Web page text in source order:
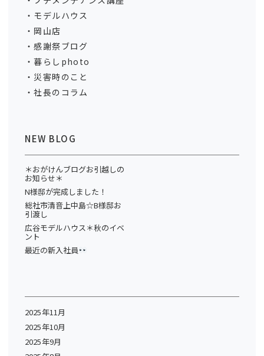
モデルハウス
岡山店
感謝祭ブログ
暮らしphoto
災害時のこと
社長のコラム
NEW BLOG
＊おがけんブログお引越しの
お知らせ＊
N様邸が完成しました！
総社市清音上中島☆B様邸お
引渡し
広谷モデルハウス＊秋のイベ
ント
最近の新入社員
2025年11月
2025年10月
2025年9月